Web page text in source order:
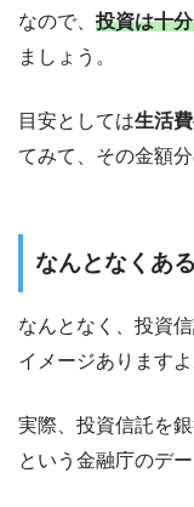
なので、 投資は十
ましょう。
目安としては生活
てみて、その金額
なんとなくあ
なんとなく、投資
イメージありますよ
実際、投資信託を
という金融庁のデ